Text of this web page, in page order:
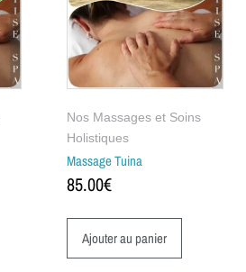
Nos Massages et Soins
Holistiques
Massage Tuina
85.00€
Ajouter au panier